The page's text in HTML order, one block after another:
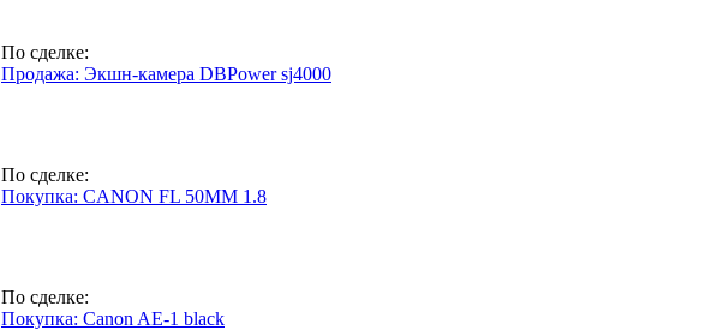
По сделке:
Продажа: Экшн-камера DBPower sj4000
По сделке:
Покупка: CANON FL 50MM 1.8
По сделке:
Покупка: Canon AE-1 black